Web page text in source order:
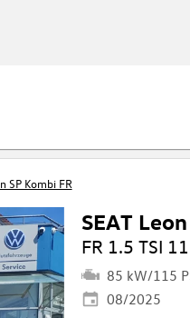
SP Kombi FR
SEAT
FR 1.5 TSI
85 kW/115
08/2025